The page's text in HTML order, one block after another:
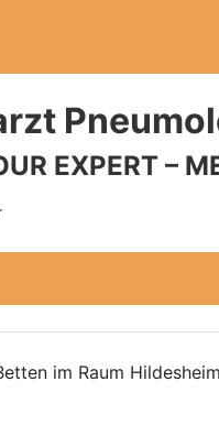
EXPERT –
im Raum